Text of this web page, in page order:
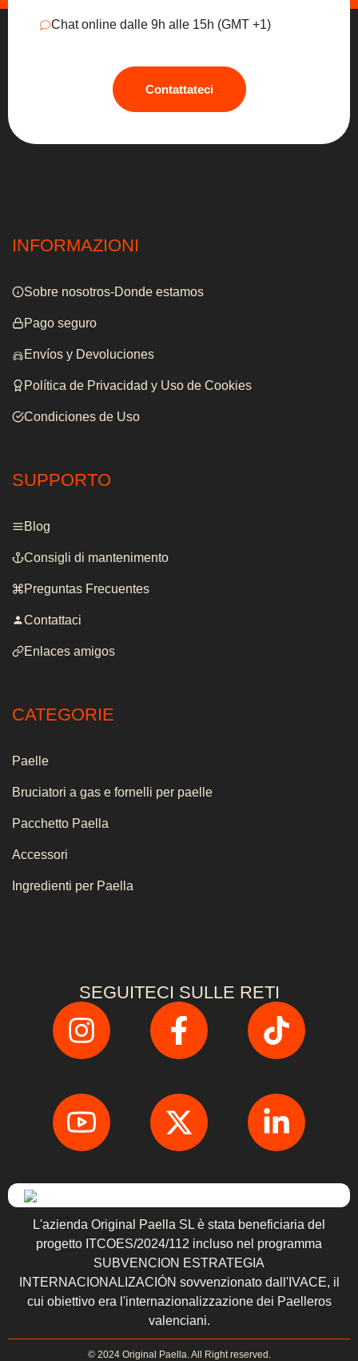
Chat online dalle 9h alle 15h (GMT +1)
Contattateci
INFORMAZIONI
Sobre nosotros-Donde estamos
Pago seguro
Envíos y Devoluciones
Política de Privacidad y Uso de Cookies
Condiciones de Uso
SUPPORTO
Blog
Consigli di mantenimento
Preguntas Frecuentes
Contattaci
Enlaces amigos
CATEGORIE
Paelle
Bruciatori a gas e fornelli per paelle
Pacchetto Paella
Accessori
Ingredienti per Paella
SEGUITECI SULLE RETI
L'azienda Original Paella SL è stata beneficiaria del
progetto ITCOES/2024/112 incluso nel programma
SUBVENCION ESTRATEGIA
INTERNACIONALIZACIÓN sovvenzionato dall'IVACE, il
cui obiettivo era l'internazionalizzazione dei Paelleros
valenciani.
© 2024 Original Paella. All Right reserved.